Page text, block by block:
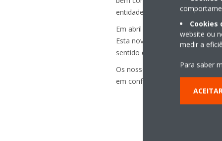
entidades internas como
Em abril de 2002, a Daikin
Esta nova norma é orientada
sentido de alcançar a satisfação
Os nossos funcionários
em conformidade com os
Cookies
website ou
medir a
Para saber